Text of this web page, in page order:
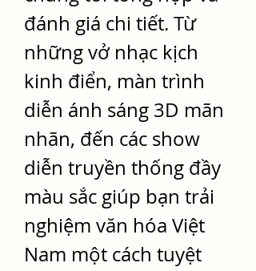
đánh giá chi tiết. Từ
những vở nhạc kịch
kinh điển, màn trình
diễn ánh sáng 3D mãn
nhãn, đến các show
diễn truyền thống đầy
màu sắc giúp bạn trải
nghiệm văn hóa Việt
Nam một cách tuyệt